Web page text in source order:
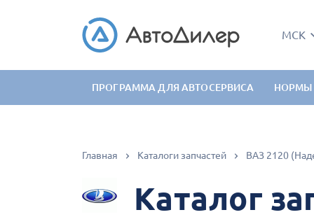
МСК
ПРОГРАММА ДЛЯ АВТОСЕРВИСА НОРМЫ
Главная Каталоги запчастей ВАЗ 2120
Каталог